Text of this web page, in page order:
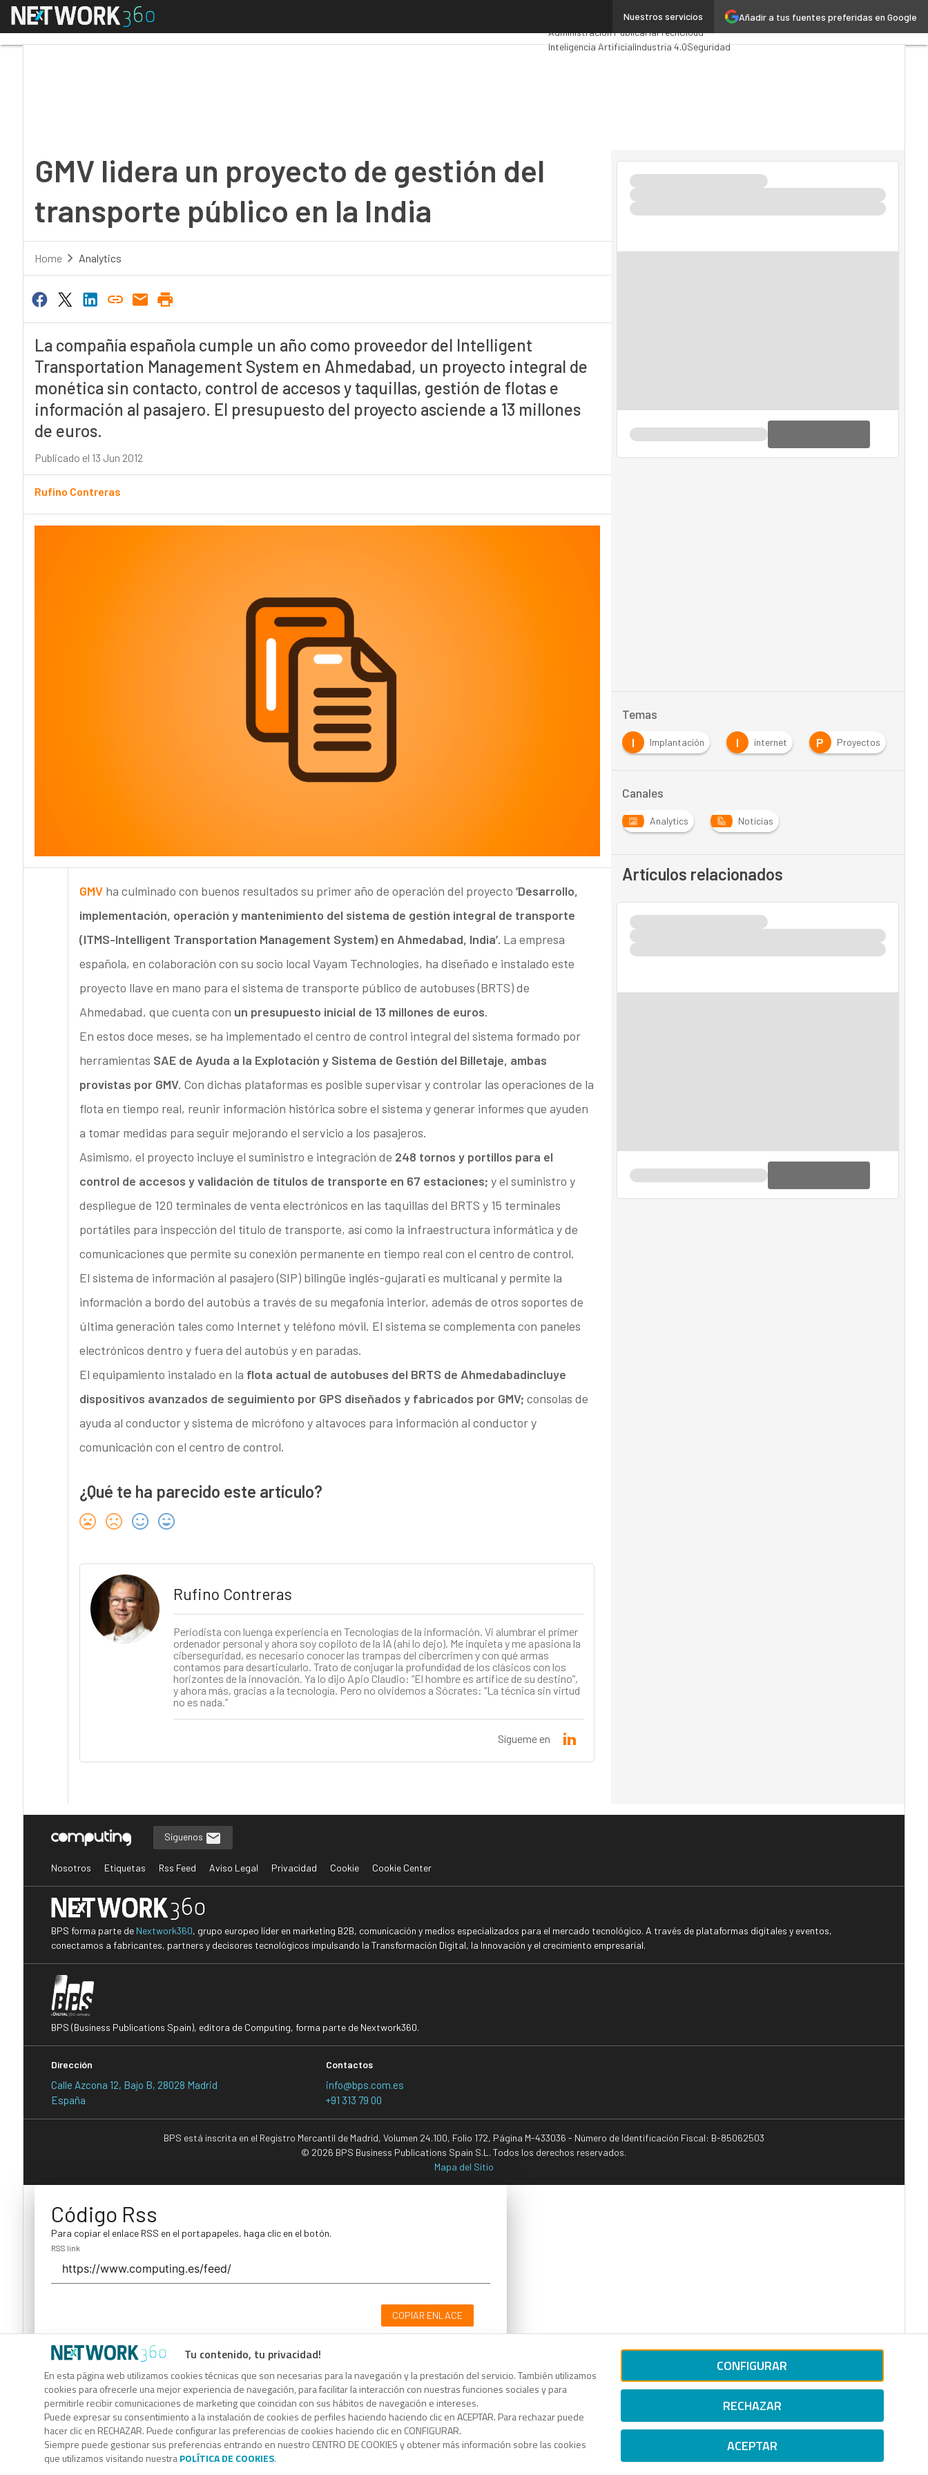
Añadir a tus fuentes preferidas en Google
Nuestros servicios
Menú Premios ComputingAnalytics
Administración PúblicaMarTechCloud
Inteligencia ArtificialIndustria 4.0Seguridad
GMV lidera un proyecto de gestión del
transporte público en la India
Home Analytics
La compañía española cumple un año como proveedor del Intelligent
Transportation Management System en Ahmedabad, un proyecto integral de
monética sin contacto, control de accesos y taquillas, gestión de flotas e
información al pasajero. El presupuesto del proyecto asciende a 13 millones
de euros.
Publicado el 13 Jun 2012
Rufino Contreras
GMV ha culminado con buenos resultados su primer año de operación del proyecto ‘Desarrollo,
implementación, operación y mantenimiento del sistema de gestión integral de transporte
(ITMS-Intelligent Transportation Management System) en Ahmedabad, India’. La empresa
española, en colaboración con su socio local Vayam Technologies, ha diseñado e instalado este
proyecto llave en mano para el sistema de transporte público de autobuses (BRTS) de
Ahmedabad, que cuenta con un presupuesto inicial de 13 millones de euros.
En estos doce meses, se ha implementado el centro de control integral del sistema formado por
herramientas SAE de Ayuda a la Explotación y Sistema de Gestión del Billetaje, ambas
provistas por GMV. Con dichas plataformas es posible supervisar y controlar las operaciones de la
flota en tiempo real, reunir información histórica sobre el sistema y generar informes que ayuden
a tomar medidas para seguir mejorando el servicio a los pasajeros.
Asimismo, el proyecto incluye el suministro e integración de 248 tornos y portillos para el
control de accesos y validación de títulos de transporte en 67 estaciones; y el suministro y
despliegue de 120 terminales de venta electrónicos en las taquillas del BRTS y 15 terminales
portátiles para inspección del título de transporte, así como la infraestructura informática y de
comunicaciones que permite su conexión permanente en tiempo real con el centro de control.
El sistema de información al pasajero (SIP) bilingüe inglés-gujarati es multicanal y permite la
información a bordo del autobús a través de su megafonía interior, además de otros soportes de
última generación tales como Internet y teléfono móvil. El sistema se complementa con paneles
electrónicos dentro y fuera del autobús y en paradas.
El equipamiento instalado en la flota actual de autobuses del BRTS de Ahmedabadincluye
dispositivos avanzados de seguimiento por GPS diseñados y fabricados por GMV; consolas de
ayuda al conductor y sistema de micrófono y altavoces para información al conductor y
comunicación con el centro de control.
¿Qué te ha parecido este artículo?
Rufino Contreras
Periodista con luenga experiencia en Tecnologías de la información. Vi alumbrar el primer
ordenador personal y ahora soy copiloto de la IA (ahí lo dejo). Me inquieta y me apasiona la
ciberseguridad, es necesario conocer las trampas del cibercrimen y con qué armas
contamos para desarticularlo. Trato de conjugar la profundidad de los clásicos con los
horizontes de la innovación. Ya lo dijo Apio Claudio: “El hombre es artífice de su destino”,
y ahora más, gracias a la tecnología. Pero no olvidemos a Sócrates: “La técnica sin virtud
no es nada.”
Sígueme en
Temas
I Implantación I internet P Proyectos
Canales
Analytics Noticias
Artículos relacionados
Tu contenido, tu privacidad!
En esta página web utilizamos cookies técnicas que son necesarias para la navegación y la prestación del servicio. También utilizamos
cookies para ofrecerle una mejor experiencia de navegación, para facilitar la interacción con nuestras funciones sociales y para
permitirle recibir comunicaciones de marketing que coincidan con sus hábitos de navegación e intereses.
Puede expresar su consentimiento a la instalación de cookies de perfiles haciendo haciendo clic en ACEPTAR. Para rechazar puede
hacer clic en RECHAZAR. Puede configurar las preferencias de cookies haciendo clic en CONFIGURAR.
Siempre puede gestionar sus preferencias entrando en nuestro CENTRO DE COOKIES y obtener más información sobre las cookies
que utilizamos visitando nuestraPOLÍTICA DE COOKIES.
CONFIGURAR
RECHAZAR
ACEPTAR
Síguenos
Nosotros Etiquetas Rss Feed Aviso Legal Privacidad Cookie Cookie Center
BPS forma parte de Nextwork360, grupo europeo líder en marketing B2B, comunicación y medios especializados para el mercado tecnológico. A través de plataformas digitales y eventos,
conectamos a fabricantes, partners y decisores tecnológicos impulsando la Transformación Digital, la Innovación y el crecimiento empresarial.
BPS (Business Publications Spain), editora de Computing, forma parte de Nextwork360.
Dirección
Calle Azcona 12, Bajo B, 28028 Madrid
España
Contactos
info@bps.com.es
+91 313 79 00
BPS está inscrita en el Registro Mercantil de Madrid, Volumen 24.100, Folio 172, Página M-433036 - Número de Identificación Fiscal: B-85062503
© 2026 BPS Business Publications Spain S.L. Todos los derechos reservados.
Mapa del Sitio
Código Rss
Para copiar el enlace RSS en el portapapeles, haga clic en el botón.
RSS link
COPIAR ENLACE
Código Rss
Para copiar el enlace RSS en el portapapeles, haga clic en el botón.